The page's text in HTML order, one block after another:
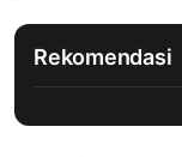
Rekomendasi